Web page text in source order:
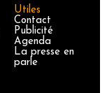
Utiles
Contact
Publicité
Agenda
La presse en
parle